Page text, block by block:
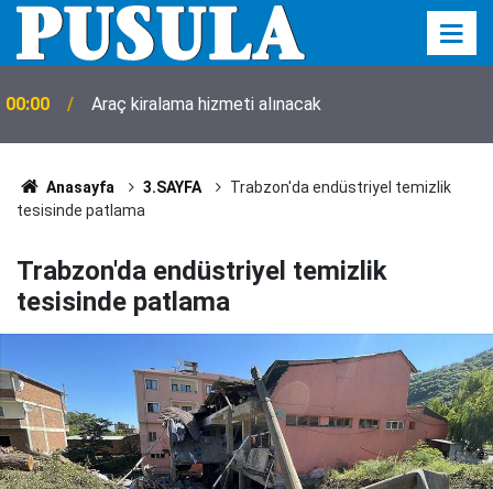
00:00 Araç kiralama hizmeti alınacak
Anasayfa 3.SAYFA
Trabzon'da endüstriyel temizlik
tesisinde patlama
Trabzon'da endüstriyel temizlik
tesisinde patlama